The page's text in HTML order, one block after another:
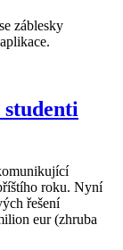
záblesky
studenti
roku. Nyní
řešení
eur (zhruba